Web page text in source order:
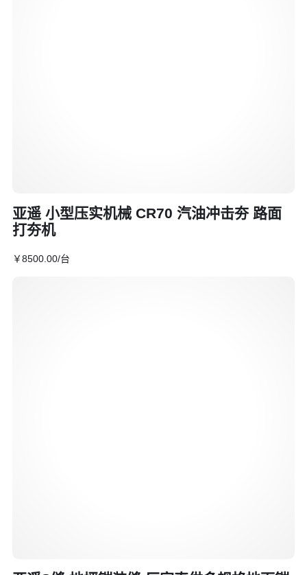
亚遥 小型压实机械 CR70 汽油冲击夯 路面
打夯机
￥8500 .00/台